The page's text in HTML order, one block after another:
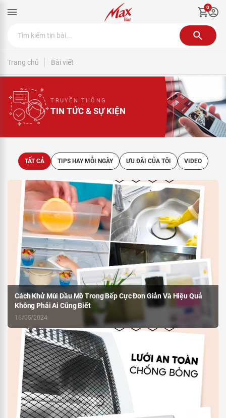
0
Trang chủ Bài viết
TIN TỨC & SỰ KIỆN
TẤT CẢ TIPS HAY MỖI NGÀY ƯU ĐÃI CỦA TÔI VIDEO
Cách Khử Mùi Dầu Mỡ Trong Bếp Cực Đơn Giản Và Hiệu Quả
Không Phải Ai Cũng Biết
16/05/2024